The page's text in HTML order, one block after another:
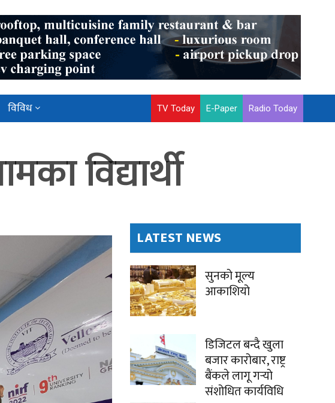
विविध TV Today E-Paper Radio Today
विद्यार्थी
LATEST NEWS
सुनको मूल्य
आकाशियो
डिजिटल बन्दै खुला
बजार कारोबार, राष्ट्र
बैंकले लागू गर्‍यो
संशोधित कार्यविधि